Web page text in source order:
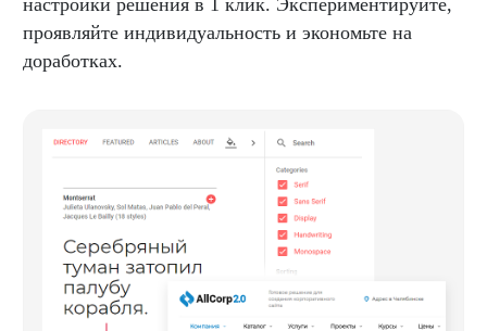
настройки решения в 1 клик. Экспериментируйте,
проявляйте индивидуальность и экономьте на
доработках.